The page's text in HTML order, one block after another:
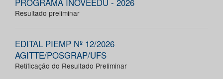
PROGRAMA INOVEEDU - 2026
Resultado preliminar
EDITAL PIEMP Nº 12/2026
AGITTE/POSGRAP/UFS
Retificação do Resultado Preliminar